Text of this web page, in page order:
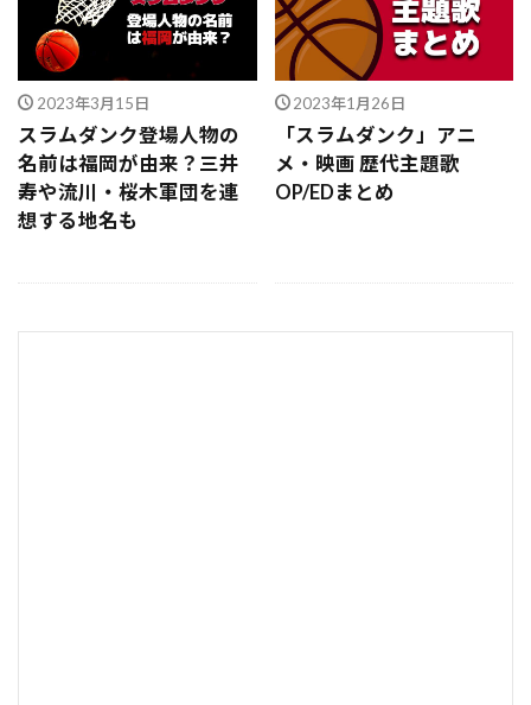
2023年3月15日
スラムダンク登場人物の
名前は福岡が由来？三井
寿や流川・桜木軍団を連
想する地名も
2023年1月26日
「スラムダンク」アニ
メ・映画 歴代主題歌
OP/EDまとめ